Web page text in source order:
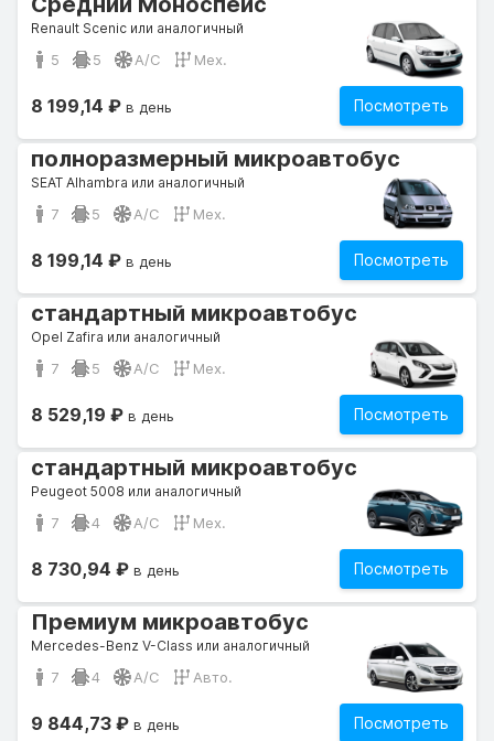
Renault Scenic или аналогичный
5 5 A/C Мех.
Посмотреть
8 199,14 ₽ в день
полноразмерный микроавтобус
SEAT Alhambra или аналогичный
7 5 A/C Мех.
Посмотреть
8 199,14 ₽ в день
стандартный микроавтобус
Opel Zafira или аналогичный
7 5 A/C Мех.
Посмотреть
8 529,19 ₽ в день
стандартный микроавтобус
Peugeot 5008 или аналогичный
7 4 A/C Мех.
Посмотреть
8 730,94 ₽ в день
Премиум микроавтобус
Mercedes-Benz V-Class или аналогичный
7 4 A/C Авто.
Посмотреть
9 844,73 ₽ в день